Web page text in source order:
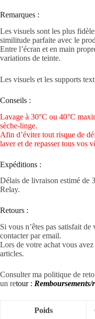
Remarques :
Les visuels sont les plus
similitude parfaite avec le
Entre l’écran et en main
variations de teinte.
Les visuels et les supports
Conseils :
Lavage à 30°C ou 40°C
sèche-linge.
Afin d’éviter tout risque de
laver et de repasser tous vos
Expéditions :
Délais de livraison estimé de
Relay.
Retours :
Si vous n’êtes pas satisfait
contacter par email.
Lors de votre achat vous
articles.
Consulter ma politique de
un retour : Remboursements/
Poids